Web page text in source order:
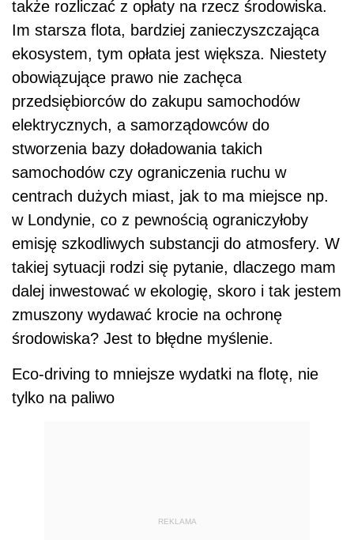
także rozliczać z opłaty na rzecz środowiska.
Im starsza flota, bardziej zanieczyszczająca
ekosystem, tym opłata jest większa. Niestety
obowiązujące prawo nie zachęca
przedsiębiorców do zakupu samochodów
elektrycznych, a samorządowców do
stworzenia bazy doładowania takich
samochodów czy ograniczenia ruchu w
centrach dużych miast, jak to ma miejsce np.
w Londynie, co z pewnością ograniczyłoby
emisję szkodliwych substancji do atmosfery. W
takiej sytuacji rodzi się pytanie, dlaczego mam
dalej inwestować w ekologię, skoro i tak jestem
zmuszony wydawać krocie na ochronę
środowiska? Jest to błędne myślenie.
Eco-driving to mniejsze wydatki na flotę, nie
tylko na paliwo
REKLAMA